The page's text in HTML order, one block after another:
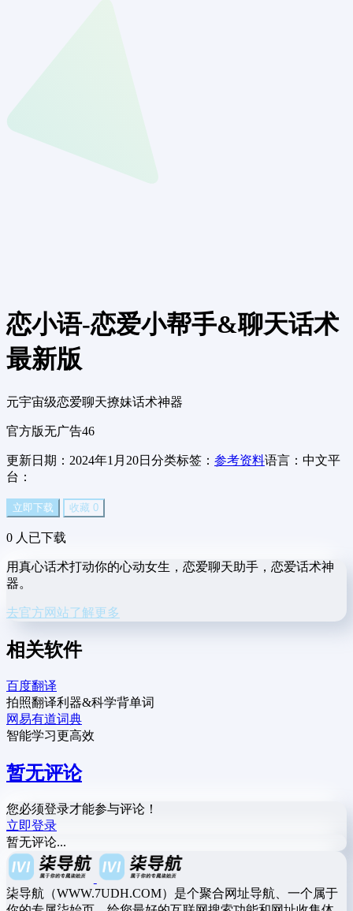
恋小语-恋爱小帮手&聊天话术
最新版
元宇宙级恋爱聊天撩妹话术神器
官方版无广告46
更新日期：2024年1月20日 分类标签： 参考资料语言：中文平
台：
立即下载 收藏 0
0 人已下载
用真心话术打动你的心动女生，恋爱聊天助手，恋爱话术神
器。
去官方网站了解更多
相关软件
百度翻译
拍照翻译利器&科学背单词
网易有道词典
智能学习更高效
暂无评论
您必须登录才能参与评论！
立即登录
暂无评论...
柒导航（WWW.7UDH.COM）是个聚合网址导航、一个属于